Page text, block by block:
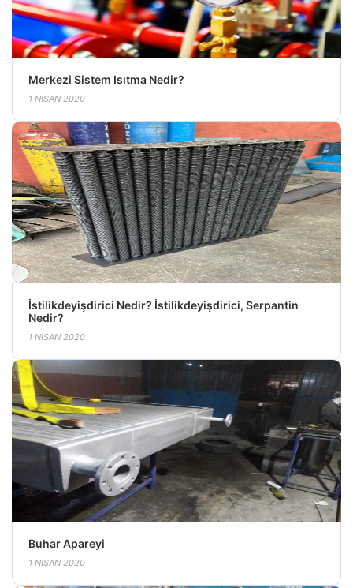
Merkezi Sistem Isıtma Nedir?
1 NISAN 2020
İstilikdeyişdirici Nedir? İstilikdeyişdirici, Serpantin
Nedir?
1 NISAN 2020
Buhar Apareyi
1 NISAN 2020